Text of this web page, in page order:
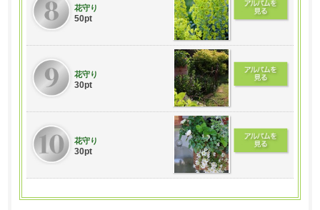
花守り
50pt
花守り
30pt
花守り
30pt